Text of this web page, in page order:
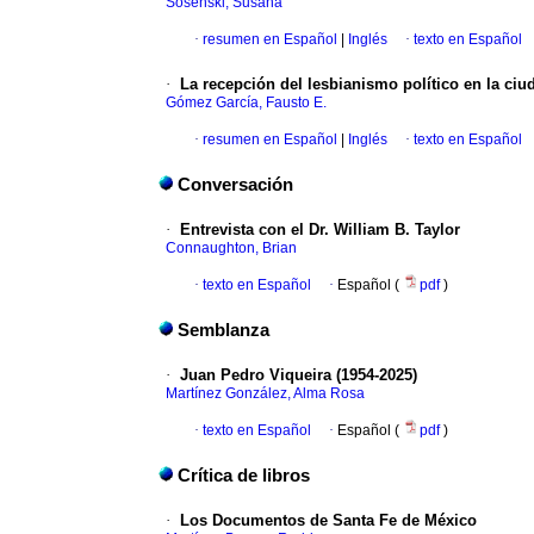
· resumen en Español Inglés · texto en Español
· La recepción del lesbianismo político en la
Gómez García, Fausto E.
· resumen en Español Inglés · texto en Español
Conversación
· Entrevista con el Dr. William B. Taylor
Connaughton, Brian
· texto en Español · Español ( pdf)
Semblanza
· Juan Pedro Viqueira (1954-2025)
Martínez González, Alma Rosa
· texto en Español · Español ( pdf)
Crítica de libros
· Los Documentos de Santa Fe de México